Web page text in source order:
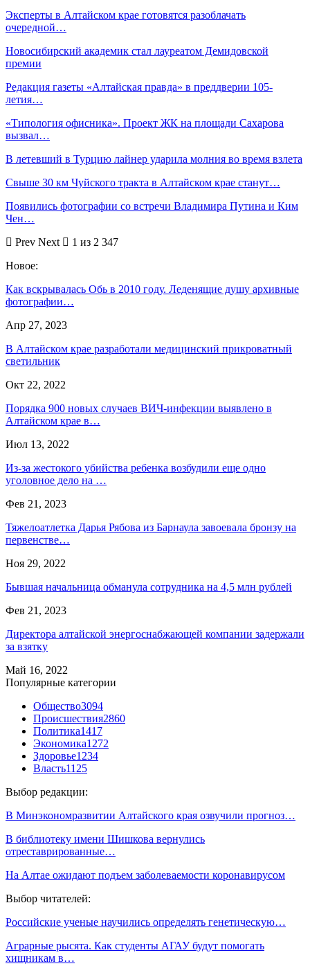
Эксперты в Алтайском крае готовятся разоблачать
очередной…
Новосибирский академик стал лауреатом Демидовской
премии
Редакция газеты «Алтайская правда» в преддверии 105-
летия…
«Типология офисника». Проект ЖК на площади Сахарова
вызвал…
В летевший в Турцию лайнер ударила молния во время взлета
Свыше 30 км Чуйского тракта в Алтайском крае станут…
Появились фотографии со встречи Владимира Путина и Ким
Чен…
Prev Next
1 из 2 347
Новое:
Как вскрывалась Обь в 2010 году. Леденящие душу архивные
фотографии…
Апр 27, 2023
В Алтайском крае разработали медицинский прикроватный
светильник
Окт 22, 2022
Порядка 900 новых случаев ВИЧ-инфекции выявлено в
Алтайском крае в…
Июл 13, 2022
Из-за жестокого убийства ребенка возбудили еще одно
уголовное дело на …
Фев 21, 2023
Тяжелоатлетка Дарья Рябова из Барнаула завоевала бронзу на
первенстве…
Ноя 29, 2022
Бывшая начальница обманула сотрудника на 4,5 млн рублей
Фев 21, 2023
Директора алтайской энергоснабжающей компании задержали
за взятку
Май 16, 2022
Популярные категории
Общество3094
Происшествия2860
Политика1417
Экономика1272
Здоровье1234
Власть1125
Выбор редакции:
В Минэкономразвитии Алтайского края озвучили прогноз…
В библиотеку имени Шишкова вернулись
отреставрированные…
На Алтае ожидают подъем заболеваемости коронавирусом
Выбор читателей:
Российские ученые научились определять генетическую…
Аграрные рысята. Как студенты АГАУ будут помогать
хищникам в…